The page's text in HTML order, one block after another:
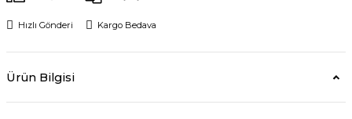
Hızlı Gönderi Kargo Bedava
Ürün Bilgisi